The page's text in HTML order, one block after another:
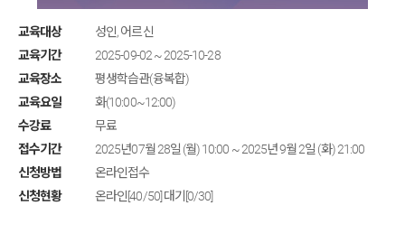
교육대상
성인, 어르신
교육기간
2025-09-02 ~ 2025-10-28
교육장소
평생학습관(융복합)
교육요일
화(10:00~12:00)
수강료
무료
접수기간
2025년07월 28일 (월) 10:00 ~ 2025년 9월 2일 (화) 21:00
신청방법
온라인접수
신청현황
온라인[40/50] 대기[0/30]